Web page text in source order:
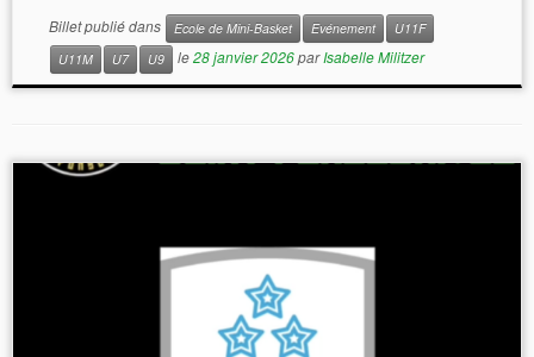
Billet publié dans Ecole de Mini-Basket Evénement
U11F
U11M
U7 U9 le28 janvier 2026parIsabelle Militzer